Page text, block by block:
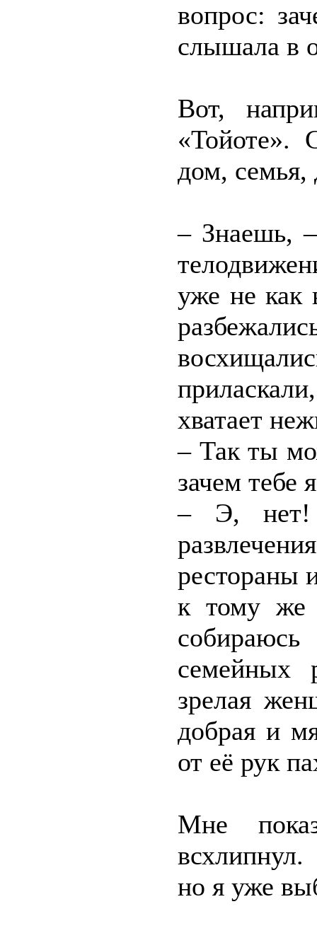
вопрос:
слышала в
Вот,
«Тойоте».
дом, семья,
– Знаешь, –
уже не как
хватает
– Так ты
зачем тебе
– Э, нет!
рестораны
к тому же
семейных
зрелая
добрая и
от её рук
Мне
но я уже